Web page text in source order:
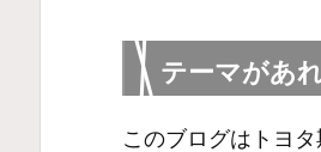
テーマがあ
このブログはトヨ